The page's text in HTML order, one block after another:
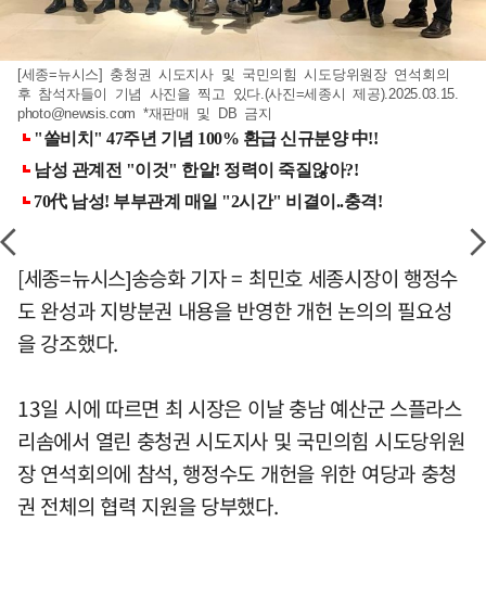
[세종=뉴시스] 충청권 시도지사 및 국민의힘 시도당위원장 연석회의
후 참석자들이 기념 사진을 찍고 있다.(사진=세종시 제공).2025.03.15.
photo@newsis.com *재판매 및 DB 금지
[세종=뉴시스]송승화 기자 = 최민호 세종시장이 행정수
도 완성과 지방분권 내용을 반영한 개헌 논의의 필요성
을 강조했다.
13일 시에 따르면 최 시장은 이날 충남 예산군 스플라스
리솜에서 열린 충청권 시도지사 및 국민의힘 시도당위원
장 연석회의에 참석, 행정수도 개헌을 위한 여당과 충청
권 전체의 협력 지원을 당부했다.